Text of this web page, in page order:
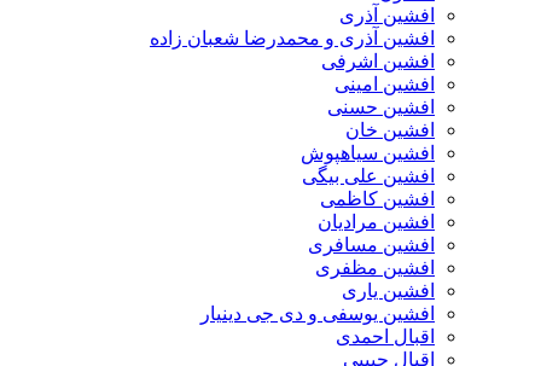
افشین آذری
افشین آذری و محمدرضا شعبان زاده
افشین اشرفی
افشین امینی
افشین حسنی
افشین خان
افشین سیاهپوش
افشین علی بیگی
افشین کاظمی
افشین مرادیان
افشین مسافری
افشین مظفری
افشین یاری
افشین یوسفی و دی جی دینیار
اقبال احمدی
اقبال حبیبی